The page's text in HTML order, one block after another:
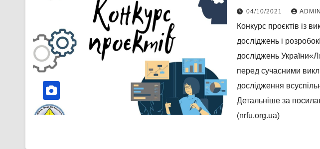
викликами:
дослідження
гуманітарній
04/10/2021
Конкурс проєктів із
досліджень і
досліджень
перед сучасними
дослідження
Детальніше за
(nrfu.org.ua)